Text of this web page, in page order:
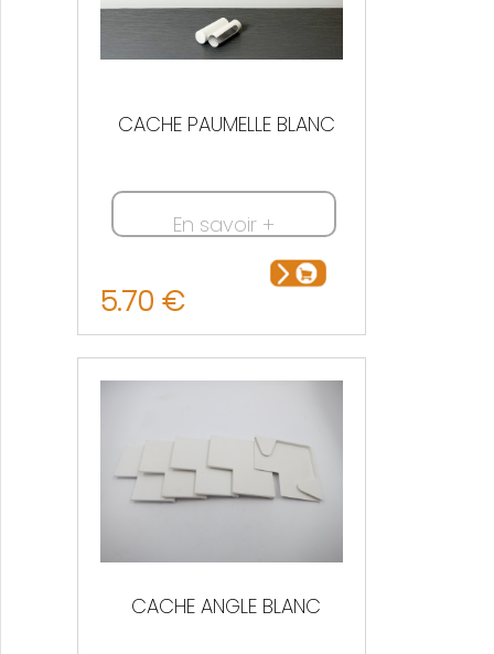
CACHE PAUMELLE BLANC
En savoir +
5.70 €
CACHE ANGLE BLANC